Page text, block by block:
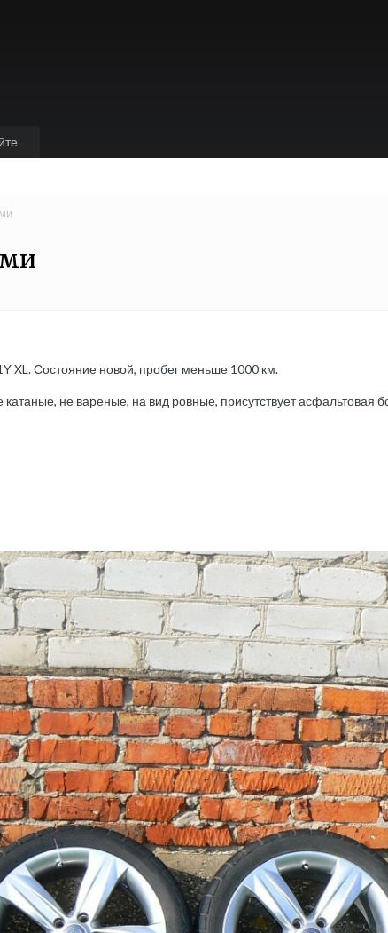
XL. Состояние новой, пробег меньше 1000 км.
не вареные, на вид ровные, присутствует асфальтовая